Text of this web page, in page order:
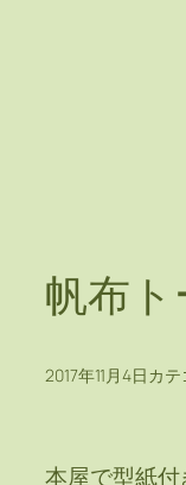
帆布
2017年11月4日 カ
本屋で型紙付